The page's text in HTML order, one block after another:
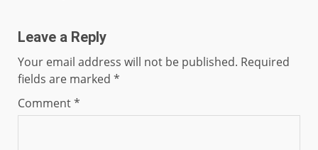
Leave a Reply
Your email address will not be published. Required
fields are marked *
Comment*